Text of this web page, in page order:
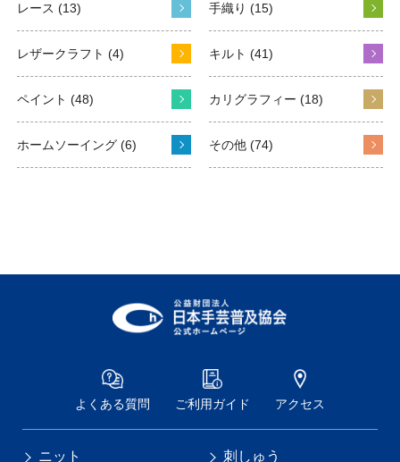
レース (13) 手織り (15)
レザークラフト (4) キルト (41)
ペイント (48) カリグラフィー (18)
ホームソーイング (6) その他 (74)
よくある質問 ご利用ガイド アクセス
ニット 刺しゅう